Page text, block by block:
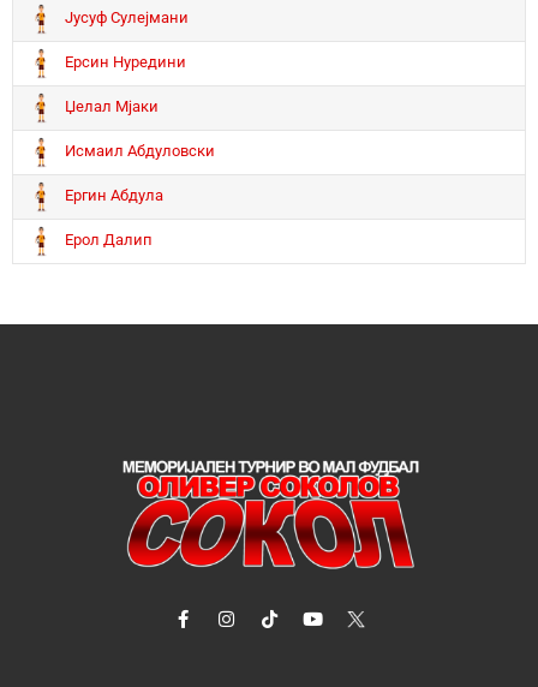
Јусуф Сулејмани
Ерсин Нуредини
Џелал Мјаки
Исмаил Абдуловски
Ергин Абдула
Ерол Далип